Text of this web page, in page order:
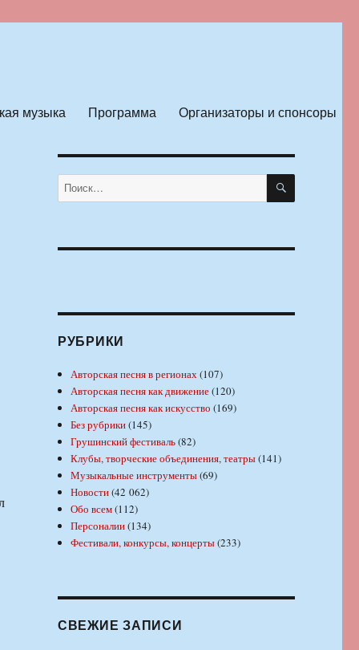
музыка Программа Организаторы и спонсоры
Искать: ПОИСК
РУБРИКИ
Авторская песня в регионах(107)
Авторская песня как движение(120)
Авторская песня как искусство (169)
Без рубрики(145)
Грушинский фестиваль(82)
Клубы, творческие объединения, театры(141)
Музыкальные инструменты(69)
Новости(42 062)
Обо всем(112)
Персоналии(134)
Фестивали, конкурсы, концерты(233)
СВЕЖИЕ ЗАПИСИ